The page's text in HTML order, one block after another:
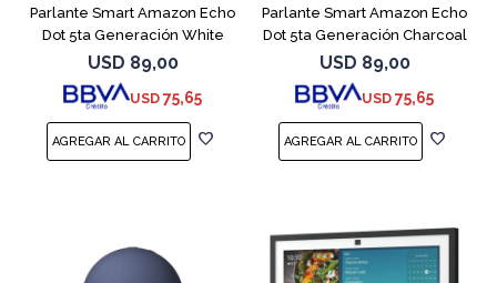
Parlante Smart Amazon Echo
Dot 5ta Generación White
USD 89,00
USD 75,65
Parlante Smart Amazon Echo
Dot 5ta Generación Charcoal
USD 89,00
USD 75,65